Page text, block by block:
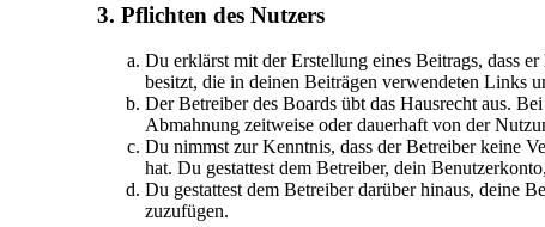
3. Pflichten des Nutzers
Du erklärst mit der Erstellung eines Beitrags, dass
besitzt, die in deinen Beiträgen verwendeten Links
Der Betreiber des Boards übt das Hausrecht aus.
Abmahnung zeitweise oder dauerhaft von der
Du nimmst zur Kenntnis, dass der Betreiber keine
hat. Du gestattest dem Betreiber, dein
Du gestattest dem Betreiber darüber hinaus, deine
zuzufügen.